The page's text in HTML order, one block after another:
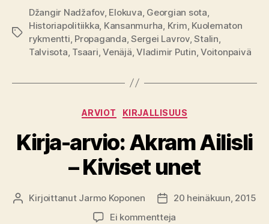
Avainsanat
Džangir Nadžafov, Elokuva Georgian sota
Historiapolitiikka Kansanmurha Krim Kuolematon
rykmentti Propaganda ,Sergei Lavrov,Stalin
Talvisota Tsaari ,Venäjä ,Vladimir Putin ,Voitonpaivä
Kategoriat
ARVIOT KIRJALLISUUS
Kirja-arvio: Akram Ailisli
– Kiviset unet
Kirjoittaja
Kirjoittanut Jarmo Koponen Julkaisupäivämäärä
20 heinäkuun, 2015
Ei kommentteja